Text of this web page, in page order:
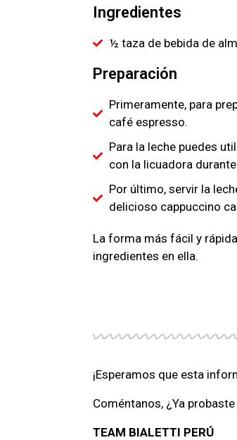
Ingredientes
½ taza de bebida de
Preparación
Primeramente, para
café espresso.
Para la leche puedes
con la licuadora
Por último, servir la
delicioso cappuccino
La forma más fácil y
ingredientes en ella.
¡Esperamos que esta
Coméntanos, ¿Ya
TEAM BIALETTI PERÚ